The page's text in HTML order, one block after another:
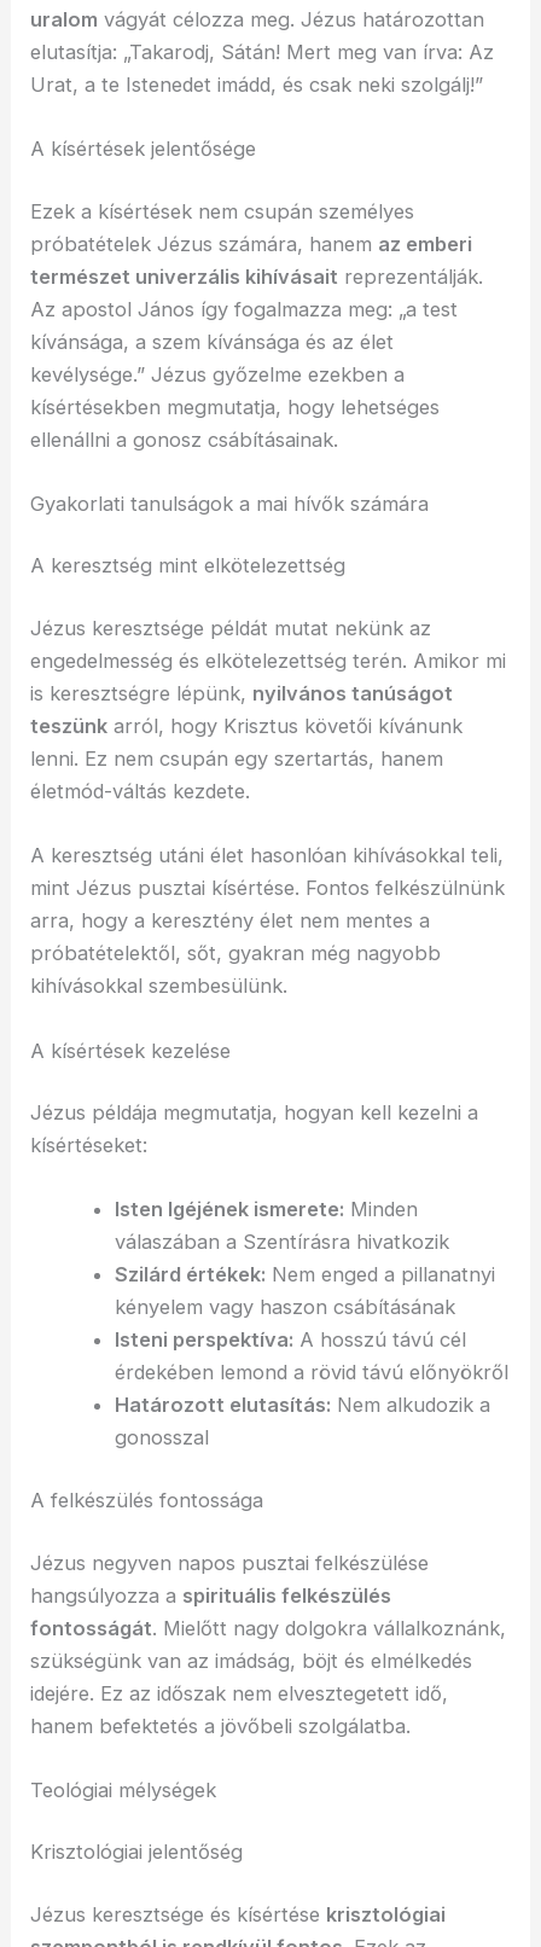
uralom vágyát célozza meg. Jézus határozottan
elutasítja: „Takarodj, Sátán! Mert meg van írva: Az
Urat, a te Istenedet imádd, és csak neki szolgálj!”
A kísértések jelentősége
Ezek a kísértések nem csupán személyes
próbatételek Jézus számára, hanem az emberi
természet univerzális kihívásait reprezentálják.
Az apostol János így fogalmazza meg: „a test
kívánsága, a szem kívánsága és az élet
kevélysége.” Jézus győzelme ezekben a
kísértésekben megmutatja, hogy lehetséges
ellenállni a gonosz csábításainak.
Gyakorlati tanulságok a mai hívők számára
A keresztség mint elkötelezettség
Jézus keresztsége példát mutat nekünk az
engedelmesség és elkötelezettség terén. Amikor mi
is keresztségre lépünk, nyilvános tanúságot
teszünk arról, hogy Krisztus követői kívánunk
lenni. Ez nem csupán egy szertartás, hanem
életmód-váltás kezdete.
A keresztség utáni élet hasonlóan kihívásokkal teli,
mint Jézus pusztai kísértése. Fontos felkészülnünk
arra, hogy a keresztény élet nem mentes a
próbatételektől, sőt, gyakran még nagyobb
kihívásokkal szembesülünk.
A kísértések kezelése
Jézus példája megmutatja, hogyan kell kezelni a
kísértéseket:
Isten Igéjének ismerete: Minden
válaszában a Szentírásra hivatkozik
Szilárd értékek: Nem enged a pillanatnyi
kényelem vagy haszon csábításának
Isteni perspektíva: A hosszú távú cél
érdekében lemond a rövid távú előnyökről
Határozott elutasítás: Nem alkudozik a
gonosszal
A felkészülés fontossága
Jézus negyven napos pusztai felkészülése
hangsúlyozza a spirituális felkészülés
fontosságát. Mielőtt nagy dolgokra vállalkoznánk,
szükségünk van az imádság, böjt és elmélkedés
idejére. Ez az időszak nem elvesztegetett idő,
hanem befektetés a jövőbeli szolgálatba.
Teológiai mélységek
Krisztológiai jelentőség
Jézus keresztsége és kísértése krisztológiai